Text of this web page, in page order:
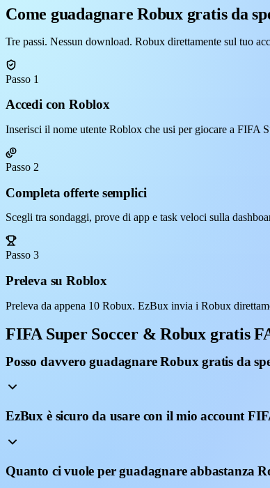
Come guadagnare Robux gratis da
Tre passi. Nessun download. Robux direttamente sul tuo
Passo 1
Accedi con Roblox
Inserisci il nome utente Roblox che usi per giocare a FIFA
Passo 2
Completa offerte semplici
Scegli tra sondaggi, prove di app e task veloci sulla
Passo 3
Preleva su Roblox
Preleva da appena 10 Robux. EzBux invia i Robux
FIFA Super Soccer & Robux gratis
Posso davvero guadagnare Robux gratis da
EzBux è sicuro da usare con il mio account
Quanto ci vuole per guadagnare abbastanza